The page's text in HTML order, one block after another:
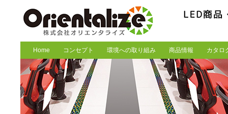
Home コンセプト 環境への取り組み 商品情報 カタロ